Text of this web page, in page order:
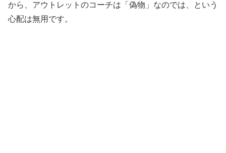
から、アウトレットのコーチは「偽物」なのでは、という
心配は無用です。